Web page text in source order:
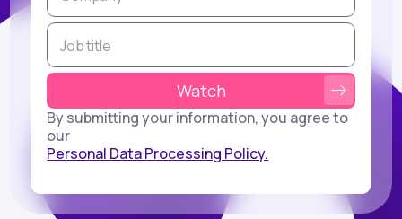
By submitting your information, you agree to
our
Personal Data Processing Policy.